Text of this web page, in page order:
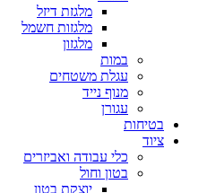
מלגזת דיזל
מלגזות חשמל
מלגזון
במות
עגלת משטחים
מנוף נייד
עגורן
בטיחות
ציוד
כלי עבודה ואביזרים
בטון וחול
יוצקת בטון